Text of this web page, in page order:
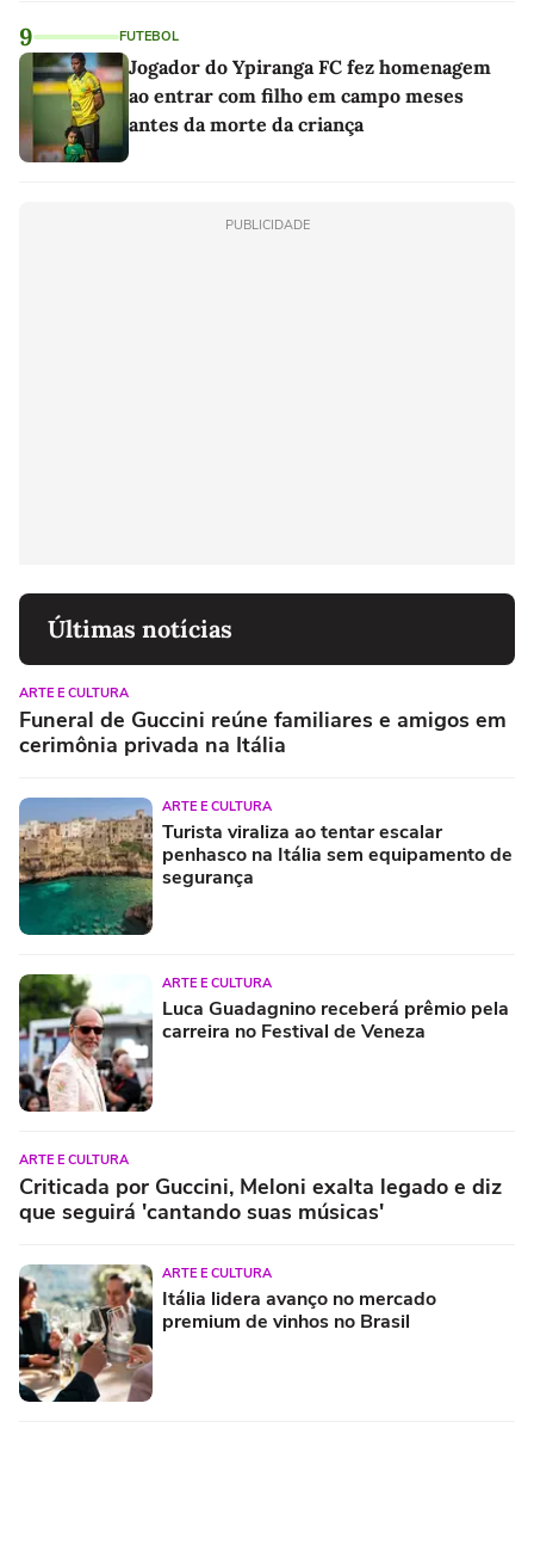
9 FUTEBOL
Jogador do Ypiranga FC fez homenagem
ao entrar com filho em campo meses
antes da morte da criança
PUBLICIDADE
Últimas notícias
ARTE E CULTURA
Funeral de Guccini reúne familiares e amigos em
cerimônia privada na Itália
ARTE E CULTURA
Turista viraliza ao tentar escalar
penhasco na Itália sem equipamento de
segurança
ARTE E CULTURA
Luca Guadagnino receberá prêmio pela
carreira no Festival de Veneza
ARTE E CULTURA
Criticada por Guccini, Meloni exalta legado e diz
que seguirá 'cantando suas músicas'
ARTE E CULTURA
Itália lidera avanço no mercado
premium de vinhos no Brasil